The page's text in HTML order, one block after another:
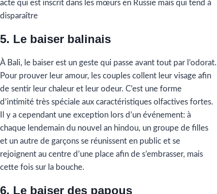
acte qui est inscrit dans les mœurs en Russie mais qui tend à
disparaître
5. Le baiser balinais
À Bali, le baiser est un geste qui passe avant tout par l’odorat.
Pour prouver leur amour, les couples collent leur visage afin
de sentir leur chaleur et leur odeur. C’est une forme
d’intimité très spéciale aux caractéristiques olfactives fortes.
Il y a cependant une exception lors d’un événement: à
chaque lendemain du nouvel an hindou, un groupe de filles
et un autre de garçons se réunissent en public et se
rejoignent au centre d’une place afin de s’embrasser, mais
cette fois sur la bouche.
6. Le baiser des papous